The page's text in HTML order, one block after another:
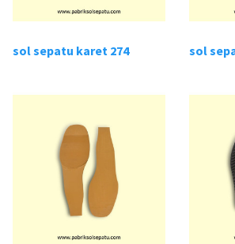
sol sepatu karet 274 sol